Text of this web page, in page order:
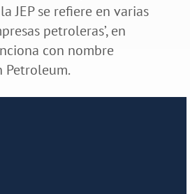
JEP se refiere en varias
petroleras’, en
con nombre
Petroleum.